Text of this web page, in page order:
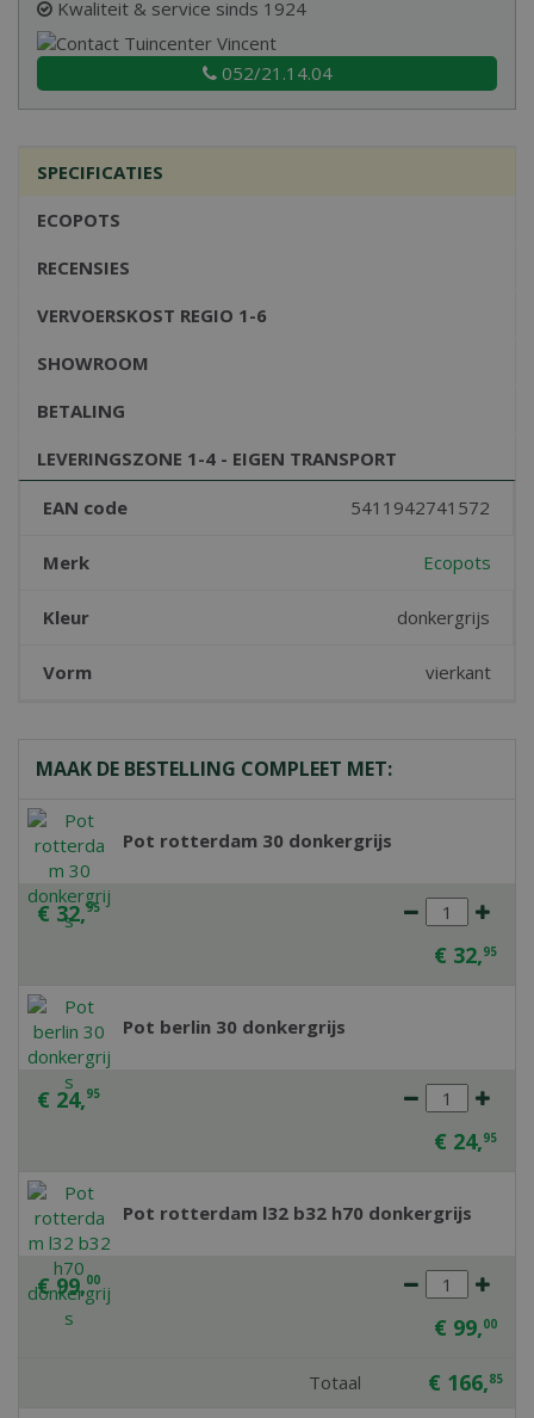
Kwaliteit & service sinds 1924
052/21.14.04
SPECIFICATIES
ECOPOTS
RECENSIES
VERVOERSKOST REGIO 1-6
SHOWROOM
BETALING
LEVERINGSZONE 1-4 - EIGEN TRANSPORT
EAN code 5411942741572
Merk Ecopots
Kleur donkergrijs
Vorm vierkant
MAAK DE BESTELLING COMPLEET MET:
Pot rotterdam 30 donkergrijs
€ 32,95
€ 32,95
Pot berlin 30 donkergrijs
€ 24,95
€ 24,95
Pot rotterdam l32 b32 h70 donkergrijs
€ 99,00
€ 99,00
Totaal € 166,85